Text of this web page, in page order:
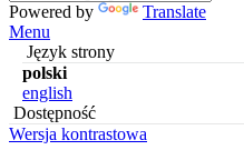
Powered by
Translate
Menu
Język strony
polski
english
Dostępność
Wersja kontrastowa